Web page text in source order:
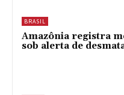
BRASIL
Amazônia registra
sob alerta de